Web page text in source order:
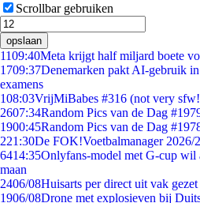
Scrollbar gebruiken
opslaan
1109:40Meta krijgt half miljard boete
1709:37Denemarken pakt AI-gebruik
examens
108:03VrijMiBabes #316 (not very
2607:34Random Pics van de Dag
1900:45Random Pics van de Dag
221:30De FOK!Voetbalmanager 2026/
6414:35Onlyfans-model met G-cup wil
maan
2406/08Huisarts per direct uit vak
1906/08Drone met explosieven bij